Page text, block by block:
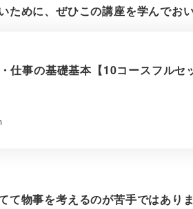
ために、ぜひこの講座を学んでお
仕事の基礎基本【10コースフル
て物事を考えるのが苦手ではあり